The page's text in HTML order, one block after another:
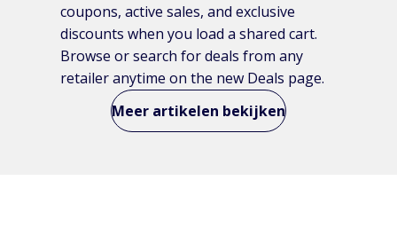
coupons, active sales, and exclusive
discounts when you load a shared cart.
Browse or search for deals from any
retailer anytime on the new Deals page.
Meer artikelen bekijken